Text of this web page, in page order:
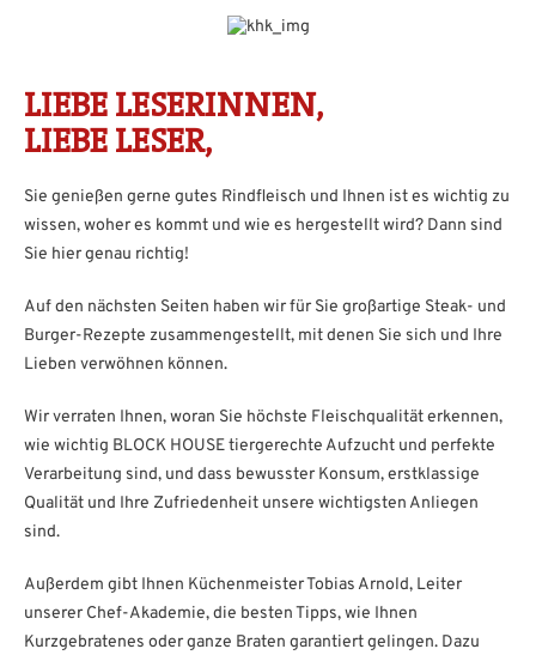
LIEBE LESERINNEN,
LIEBE LESER,
Sie genießen gerne gutes Rindfleisch und Ihnen ist es wichtig zu
wissen, woher es kommt und wie es hergestellt wird? Dann sind
Sie hier genau richtig!
Auf den nächsten Seiten haben wir für Sie großartige Steak- und
Burger-Rezepte zusammengestellt, mit denen Sie sich und Ihre
Lieben verwöhnen können.
Wir verraten Ihnen, woran Sie höchste Fleischqualität erkennen,
wie wichtig BLOCK HOUSE tiergerechte Aufzucht und perfekte
Verarbeitung sind, und dass bewusster Konsum, erstklassige
Qualität und Ihre Zufriedenheit unsere wichtigsten Anliegen
sind.
Außerdem gibt Ihnen Küchenmeister Tobias Arnold, Leiter
unserer Chef-Akademie, die besten Tipps, wie Ihnen
Kurzgebratenes oder ganze Braten garantiert gelingen. Dazu